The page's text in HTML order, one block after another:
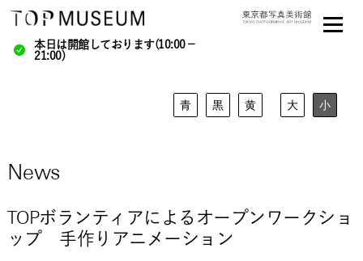
本日は開館しております(10:00－
21:00)
青 黒 黄 大 小
News
TOPボランティアによるオープンワークショ
ップ 手作りアニメーション